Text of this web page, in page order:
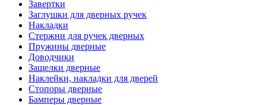
Завертки
Заглушки для дверных ручек
Накладки
Стержни для ручек дверных
Пружины дверные
Доводчики
Защелки дверные
Наклейки, накладки для дверей
Стопоры дверные
Бамперы дверные